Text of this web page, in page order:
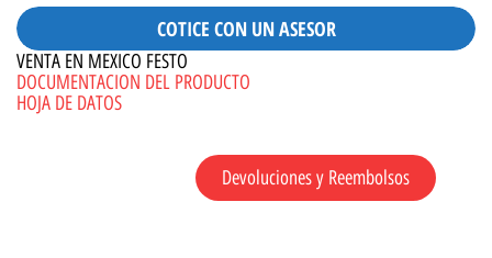
COTICE CON UN ASESOR
VENTA EN MEXICO FESTO
DOCUMENTACION DEL PRODUCTO
HOJA DE DATOS
Devoluciones y Reembolsos